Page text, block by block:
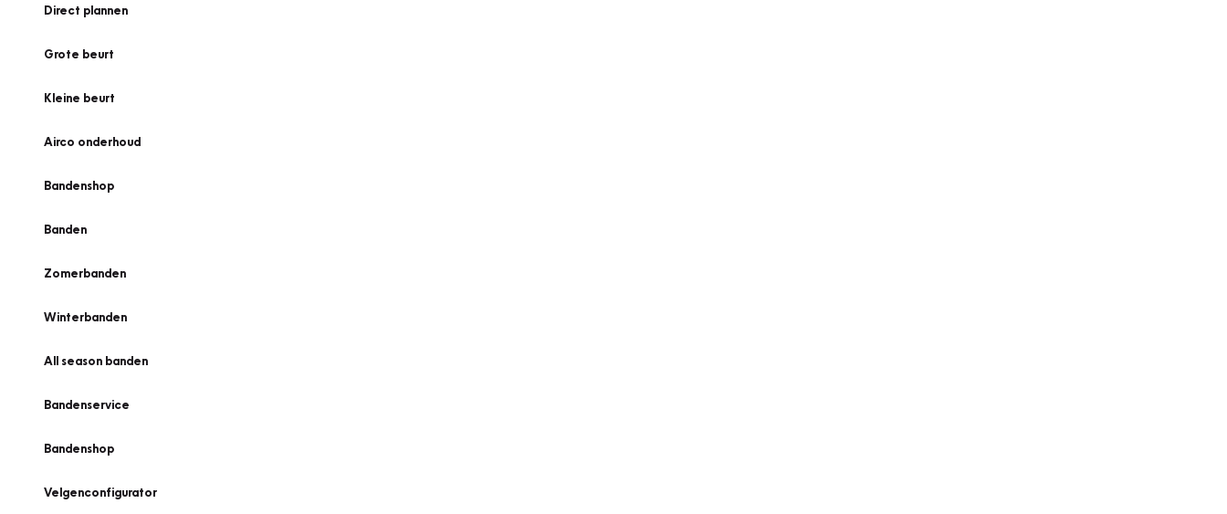
Direct plannen
Grote beurt
Kleine beurt
Airco onderhoud
Bandenshop
Banden
Zomerbanden
Winterbanden
All season banden
Bandenservice
Bandenshop
Velgenconfigurator